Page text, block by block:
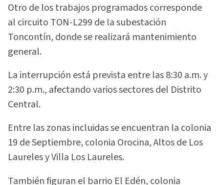
Otro de los trabajos programados corresponde
al circuito TON-L299 de la subestación
Toncontín, donde se realizará mantenimiento
general.
La interrupción está prevista entre las 8:30 a.m. y
2:30 p.m., afectando varios sectores del Distrito
Central.
Entre las zonas incluidas se encuentran la colonia
19 de Septiembre, colonia Orocina, Altos de Los
Laureles y Villa Los Laureles.
También figuran el barrio El Edén, colonia